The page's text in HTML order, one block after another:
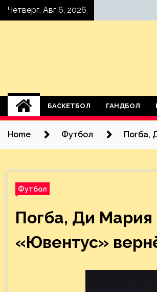
SkipЧетверг, Авг 6, 2026
БАСКЕТБОЛ ГАНДБОЛ
Home Футбол Погба,
Футбол
Погба, Ди Мария
«Ювентус»